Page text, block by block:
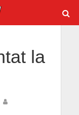
la